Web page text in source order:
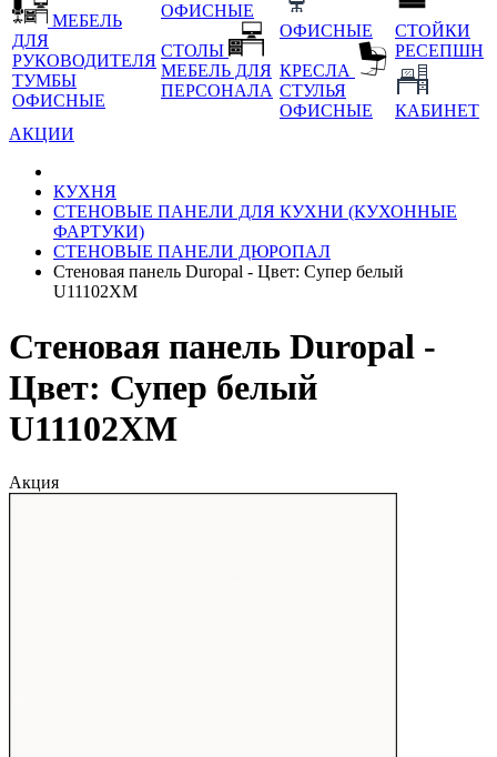
МЕБЕЛЬ
ДЛЯ
РУКОВОДИТЕЛЯ
ТУМБЫ
ОФИСНЫЕ
ОФИСНЫЕ
СТОЛЫ
МЕБЕЛЬ ДЛЯ
ПЕРСОНАЛА
ОФИСНЫЕ
КРЕСЛА
СТУЛЬЯ
ОФИСНЫЕ
СТОЙКИ
РЕСЕПШН
КАБИНЕТ
АКЦИИ
КУХНЯ
СТЕНОВЫЕ ПАНЕЛИ ДЛЯ КУХНИ (КУХОННЫЕ
ФАРТУКИ)
СТЕНОВЫЕ ПАНЕЛИ ДЮРОПАЛ
Стеновая панель Duropal - Цвет: Супер белый
U11102XM
Стеновая панель Duropal -
Цвет: Супер белый
U11102XM
Акция